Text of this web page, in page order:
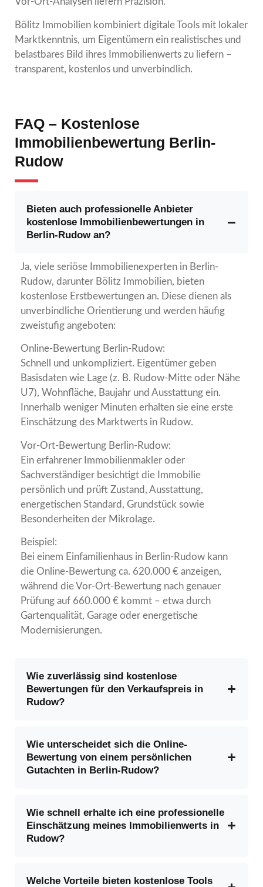
Bölitz Immobilien kombiniert digitale Tools mit lokaler
Marktkenntnis, um Eigentümern ein realistisches und
belastbares Bild ihres Immobilienwerts zu liefern –
transparent, kostenlos und unverbindlich.
FAQ – Kostenlose
Immobilienbewertung Berlin-
Rudow
Bieten auch professionelle Anbieter
kostenlose Immobilienbewertungen in
Berlin-Rudow an?
Ja, viele seriöse Immobilienexperten in Berlin-
Rudow, darunter Bölitz Immobilien, bieten
kostenlose Erstbewertungen an. Diese dienen als
unverbindliche Orientierung und werden häufig
zweistufig angeboten:
Online-Bewertung Berlin-Rudow:
Schnell und unkompliziert. Eigentümer geben
Basisdaten wie Lage (z. B. Rudow-Mitte oder Nähe
U7), Wohnfläche, Baujahr und Ausstattung ein.
Innerhalb weniger Minuten erhalten sie eine erste
Einschätzung des Marktwerts in Rudow.
Vor-Ort-Bewertung Berlin-Rudow:
Ein erfahrener Immobilienmakler oder
Sachverständiger besichtigt die Immobilie
persönlich und prüft Zustand, Ausstattung,
energetischen Standard, Grundstück sowie
Besonderheiten der Mikrolage.
Beispiel:
Bei einem Einfamilienhaus in Berlin-Rudow kann
die Online-Bewertung ca. 620.000 € anzeigen,
während die Vor-Ort-Bewertung nach genauer
Prüfung auf 660.000 € kommt – etwa durch
Gartenqualität, Garage oder energetische
Modernisierungen.
Wie zuverlässig sind kostenlose
Bewertungen für den Verkaufspreis in
Rudow?
Wie unterscheidet sich die Online-
Bewertung von einem persönlichen
Gutachten in Berlin-Rudow?
Wie schnell erhalte ich eine professionelle
Einschätzung meines Immobilienwerts in
Rudow?
Welche Vorteile bieten kostenlose Tools